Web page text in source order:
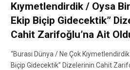
Kıymetlendirdik / Oysa
Ekip Biçip Gidecektik”
Cahit Zarifoğlu’na Ait
“Burası Dünya / Ne Çok
Biçip Gidecektik” Dizelerinin Cahit